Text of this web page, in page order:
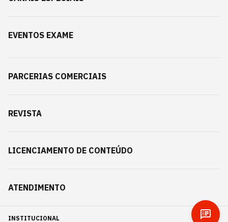
EVENTOS EXAME
PARCERIAS COMERCIAIS
REVISTA
LICENCIAMENTO DE CONTEÚDO
ATENDIMENTO
INSTITUCIONAL